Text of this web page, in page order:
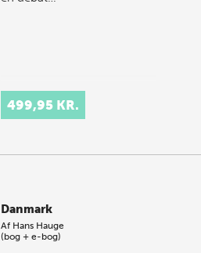
499,95 KR.
Danmark
Af Hans Hauge
(bog + e-bog)